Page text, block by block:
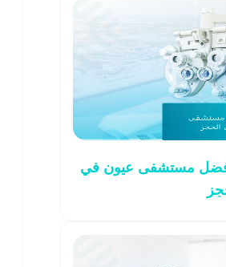
افضل مستشفى عيون في